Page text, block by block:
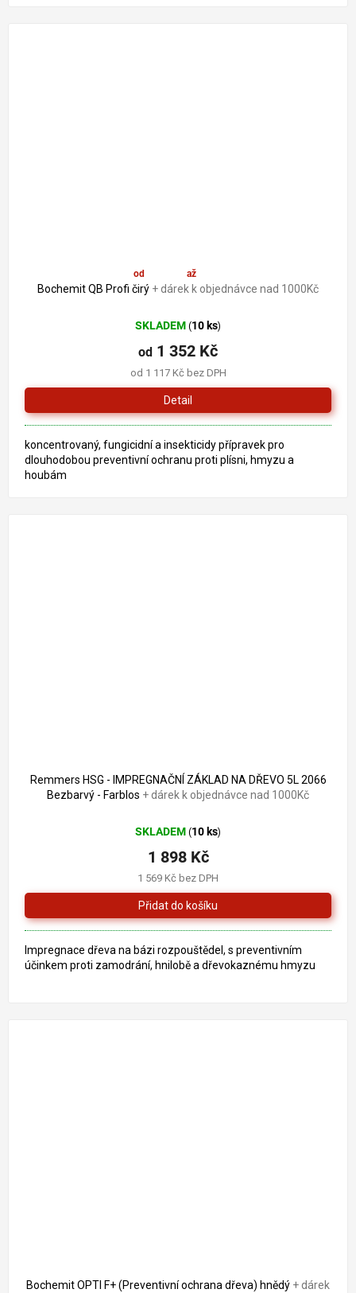
od až–19 %
Bochemit QB Profi čirý + dárek k objednávce nad 1000Kč
SKLADEM (10 ks)
od 1 117 Kč bez DPH
od 1 352 Kč
Detail
koncentrovaný, fungicidní a insekticidy přípravek pro
dlouhodobou preventivní ochranu proti plísni, hmyzu a
houbám
Remmers HSG - IMPREGNAČNÍ ZÁKLAD NA DŘEVO 5L 2066
Bezbarvý - Farblos + dárek k objednávce nad 1000Kč
SKLADEM (10 ks)
1 569 Kč bez DPH
1 898 Kč
Impregnace dřeva na bázi rozpouštědel, s preventivním
účinkem proti zamodrání, hnilobě a dřevokaznému hmyzu
Bochemit OPTI F+ (Preventivní ochrana dřeva) hnědý + dárek